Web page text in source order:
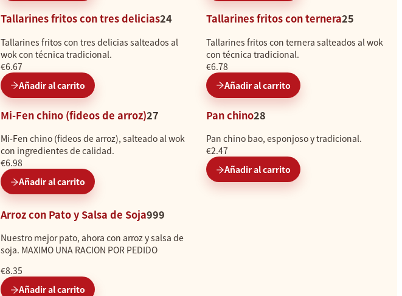
Tallarines fritos con tres delicias24
Tallarines fritos con tres delicias salteados al
wok con técnica tradicional.
€6.67
Añadir al carrito
Tallarines fritos con ternera25
Tallarines fritos con ternera salteados al wok
con técnica tradicional.
€6.78
Añadir al carrito
Mi-Fen chino (fideos de arroz)27
Mi-Fen chino (fideos de arroz), salteado al wok
con ingredientes de calidad.
€6.98
Añadir al carrito
Pan chino28
Pan chino bao, esponjoso y tradicional.
€2.47
Añadir al carrito
Arroz con Pato y Salsa de Soja999
Nuestro mejor pato, ahora con arroz y salsa de
soja. MAXIMO UNA RACION POR PEDIDO
€8.35
Añadir al carrito